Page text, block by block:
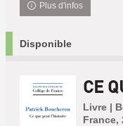
Plus d'infos
Disponible
CE
Livre |
France,